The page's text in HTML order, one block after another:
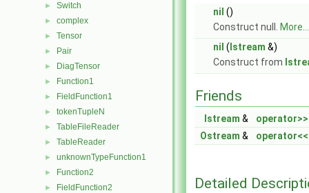
► Switch
► complex
► Tensor
► Pair
► DiagTensor
► Function1
► FieldFunction1
► tokenTupleN
► TableFileReader
► TableReader
► unknownTypeFunction1
► Function2
► FieldFunction2
nil ()
Construct null.
More...
nil ( Istream &)
Construct from
Friends
Istream & operator>>
Ostream & operator<<
Detailed